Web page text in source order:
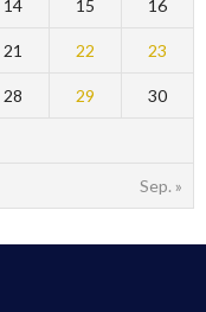
Sep. »
14 15 16
21 22 23
28 29 30